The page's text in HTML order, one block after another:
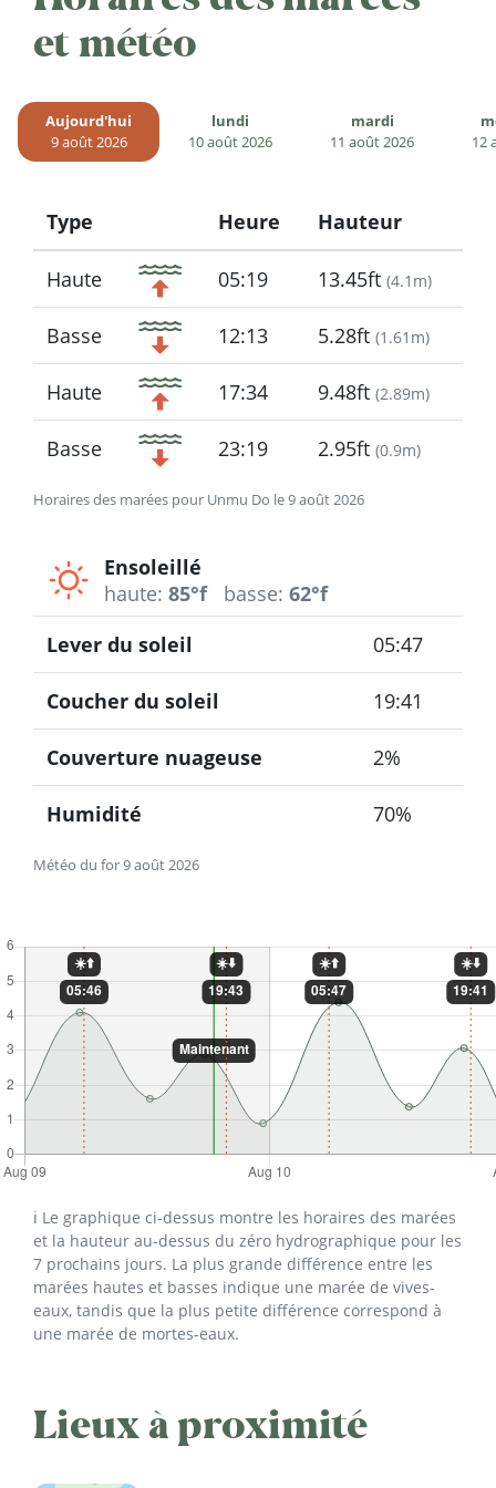
et météo
Aujourd'hui
9 août 2026
lundi
10 août 2026
mardi
11 août 2026
12
Horaires des marées pour Unmu Do le 9 août 2026
Type
Icon
Heure Hauteur
Haute 05:19 13.45ft (4.1m)
Basse 12:13 5.28ft (1.61m)
Haute 17:34 9.48ft (2.89m)
Basse 23:19 2.95ft (0.9m)
Ensoleillé
haute: 85°f basse: 62°f
Météo du for 9 août 2026
Lever du soleil 05:47
Coucher du soleil 19:41
Couverture nuageuse 2%
Humidité 70%
ℹ️ Le graphique ci-dessus montre les horaires des marées
et la hauteur au-dessus du zéro hydrographique pour les
7 prochains jours. La plus grande différence entre les
marées hautes et basses indique une marée de vives-
eaux, tandis que la plus petite différence correspond à
une marée de mortes-eaux.
Lieux à proximité